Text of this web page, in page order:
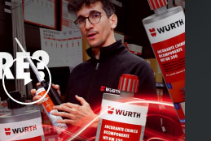
Play Video